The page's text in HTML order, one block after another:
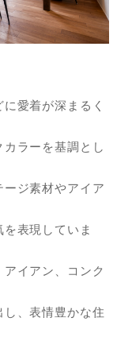
愛着が深まるく
ラーを基調とし
ジ素材やアイア
表現していま
イアン、コンク
、表情豊かな住